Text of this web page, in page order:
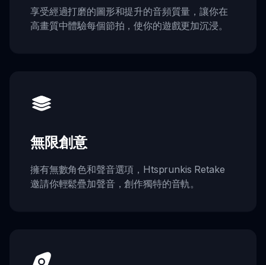
享受經過打磨的圖形和提升的音頻質量，讓你在
高畫質中體驗每個節拍，使你的遊戲更加沉浸。
無限創意
擁有無數角色和聲音選項，Htsprunkis Retake
邀請你輕鬆疊加聲音，創作獨特的音軌。